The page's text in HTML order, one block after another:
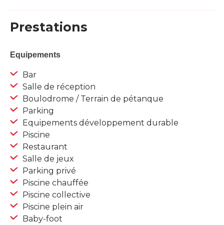
Prestations
Equipements
Bar
Salle de réception
Boulodrome / Terrain de pétanque
Parking
Equipements développement durable
Piscine
Restaurant
Salle de jeux
Parking privé
Piscine chauffée
Piscine collective
Piscine plein air
Baby-foot